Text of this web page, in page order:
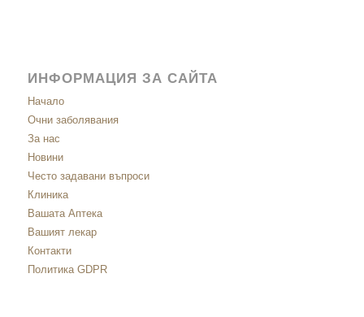
ИНФОРМАЦИЯ ЗА САЙТА
Начало
Очни заболявания
За нас
Новини
Често задавани въпроси
Клиника
Вашата Аптека
Вашият лекар
Контакти
Политика GDPR